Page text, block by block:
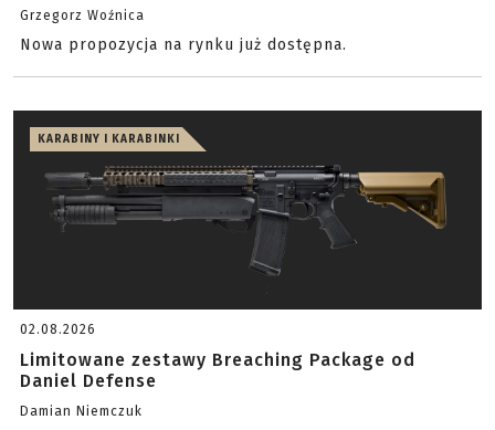
Grzegorz Woźnica
Nowa propozycja na rynku już dostępna.
KARABINY I KARABINKI
02.08.2026
Limitowane zestawy Breaching Package od
Daniel Defense
Damian Niemczuk